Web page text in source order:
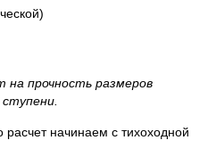
на прочность размеров
расчет начинаем с тихоходной